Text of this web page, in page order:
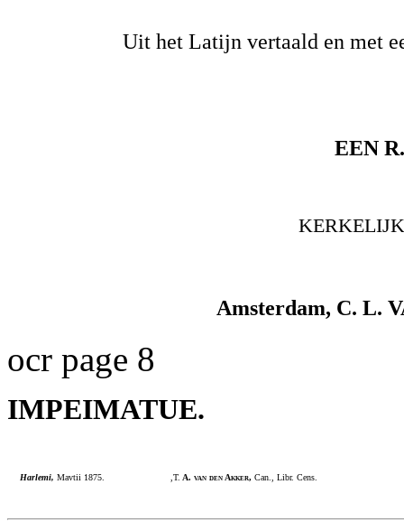
Uit het Latijn vertaald en met
EEN
KERKELIJK
Amsterdam, C. L.
ocr page 8
IMPEIMATUE.
Harlemi, Mavtii 1875. ,T. A. van den Akker, Can., Libr. Cens.